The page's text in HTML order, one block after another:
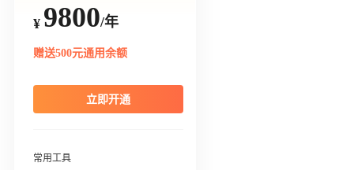
¥ 9800/年
赠送500元通用余额
立即开通
常用工具